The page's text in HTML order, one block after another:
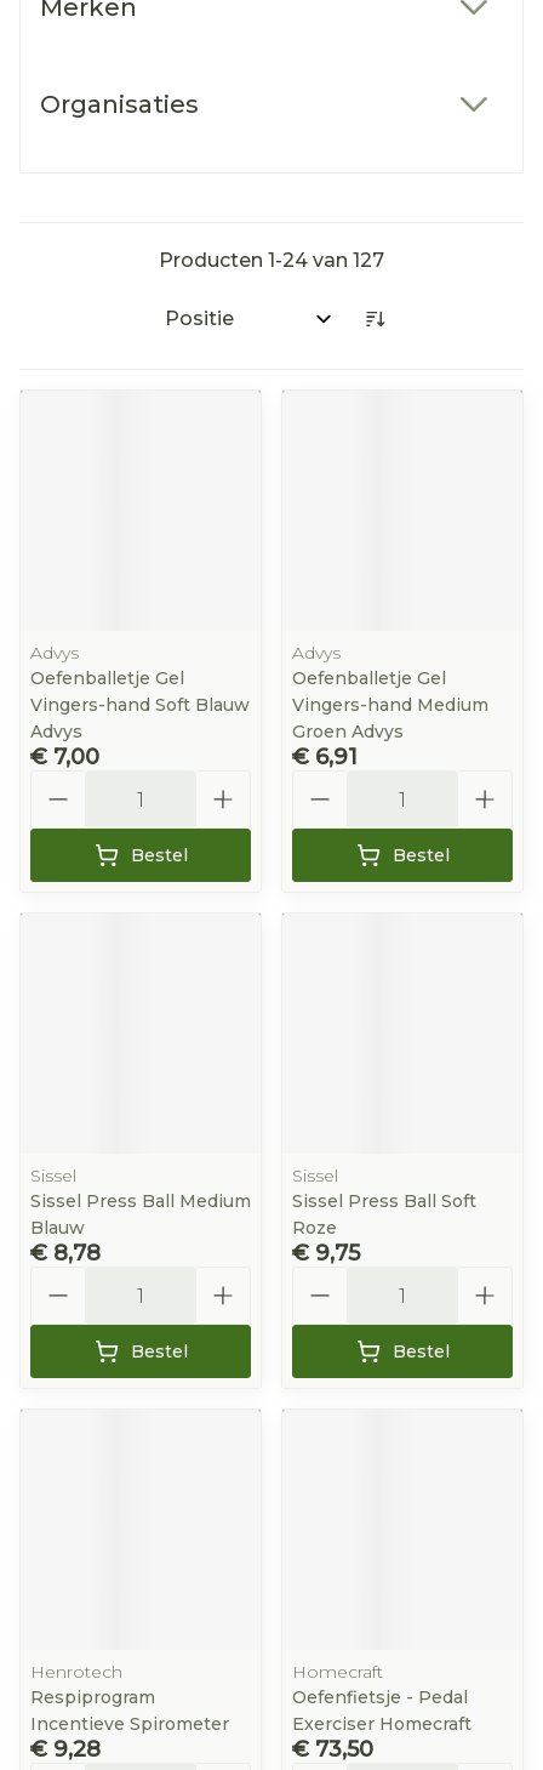
Merken
Organisaties
Producten 1-24 van 127
Sorteer op:
Advys
Oefenballetje Gel
Vingers-hand Soft Blauw
Advys
€ 7,00
Bestel
Advys
Oefenballetje Gel
Vingers-hand Medium
Groen Advys
€ 6,91
Bestel
Sissel
Sissel Press Ball Medium
Blauw
€ 8,78
Bestel
Sissel
Sissel Press Ball Soft
Roze
€ 9,75
Bestel
Henrotech
Respiprogram
Incentieve Spirometer
€ 9,28
Homecraft
Oefenfietsje - Pedal
Exerciser Homecraft
€ 73,50